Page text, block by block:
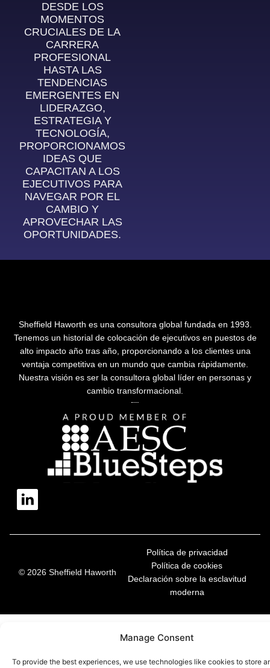
Manage Consent
To provide the best experiences, we use technologies like cookies to store
DESDE LOS
MOMENTOS
CRUCIALES DE LA
CARRERA
PROFESIONAL
HASTA LAS
TENDENCIAS
EMERGENTES EN
LIDERAZGO,
ESTRATEGIA Y
TECNOLOGÍA,
PROPORCIONAMOS
IDEAS QUE
CAPACITAN A LOS
EJECUTIVOS PARA
NAVEGAR POR EL
CAMBIO Y
APROVECHAR LAS
OPORTUNIDADES.
Sheffield Haworth es una consultora global fundada en 1993.
Tenemos un historial de colocación de ejecutivos en puestos de
alto impacto año tras año, proporcionando a los clientes una
ventaja competitiva en un mundo que cambia rápidamente.
Nuestra visión es ser la consultora global líder en personas y
cambio transformacional.
© 2026 Sheffield Haworth
Política de privacidad
Política de cookies
Declaración sobre la esclavitud
moderna